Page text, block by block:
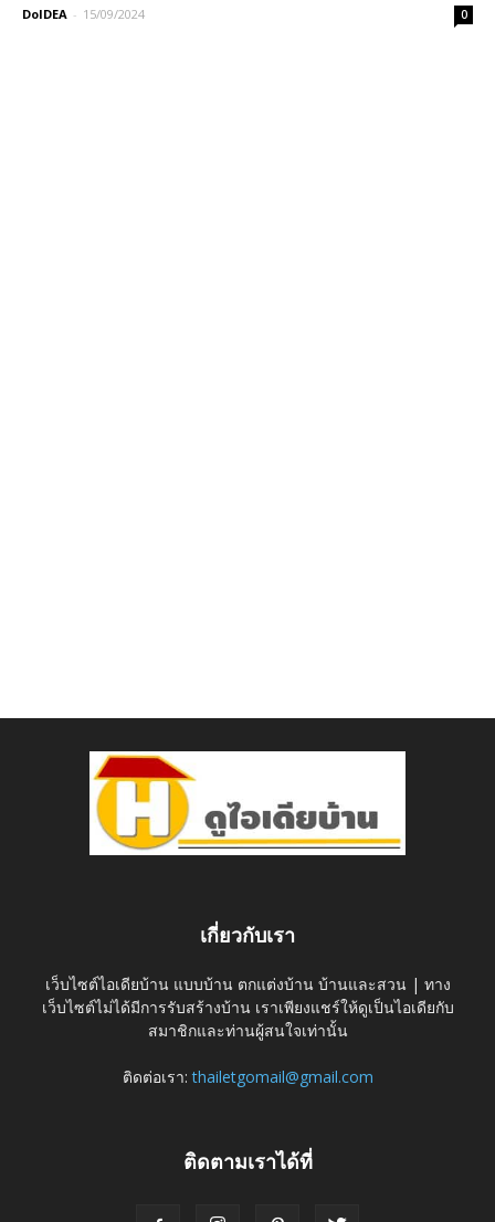
DoIDEA - 15/09/2024 0
เกี่ยวกับเรา
เว็บไซต์ไอเดียบ้าน แบบบ้าน ตกแต่งบ้าน บ้านและสวน | ทาง
เว็บไซต์ไม่ได้มีการรับสร้างบ้าน เราเพียงแชร์ให้ดูเป็นไอเดียกับ
สมาชิกและท่านผู้สนใจเท่านั้น
ติดต่อเรา:thailetgomail@gmail.com
ติดตามเราได้ที่